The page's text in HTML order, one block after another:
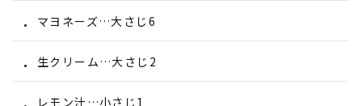
マヨネーズ…大さじ6
生クリーム…大さじ2
レモン汁…小さじ1